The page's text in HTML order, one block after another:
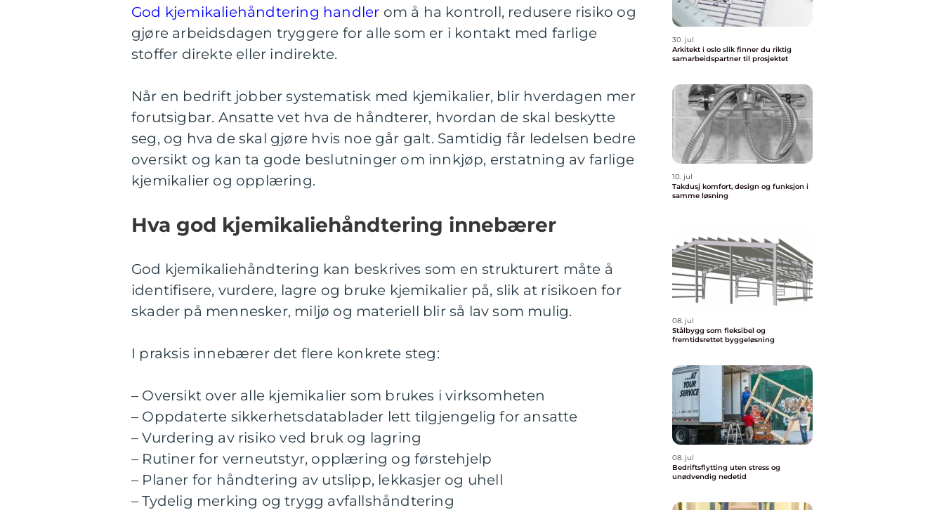
God kjemikaliehåndtering handler om å ha kontroll, redusere risiko og
gjøre arbeidsdagen tryggere for alle som er i kontakt med farlige
stoffer direkte eller indirekte.
Når en bedrift jobber systematisk med kjemikalier, blir hverdagen mer
forutsigbar. Ansatte vet hva de håndterer, hvordan de skal beskytte
seg, og hva de skal gjøre hvis noe går galt. Samtidig får ledelsen bedre
oversikt og kan ta gode beslutninger om innkjøp, erstatning av farlige
kjemikalier og opplæring.
Hva god kjemikaliehåndtering innebærer
God kjemikaliehåndtering kan beskrives som en strukturert måte å
identifisere, vurdere, lagre og bruke kjemikalier på, slik at risikoen for
skader på mennesker, miljø og materiell blir så lav som mulig.
I praksis innebærer det flere konkrete steg:
– Oversikt over alle kjemikalier som brukes i virksomheten
– Oppdaterte sikkerhetsdatablader lett tilgjengelig for ansatte
– Vurdering av risiko ved bruk og lagring
– Rutiner for verneutstyr, opplæring og førstehjelp
– Planer for håndtering av utslipp, lekkasjer og uhell
– Tydelig merking og trygg avfallshåndtering
30. jul
Arkitekt i oslo slik finner du riktig
samarbeidspartner til prosjektet
10. jul
Takdusj komfort, design og funksjon i
samme løsning
08. jul
Stålbygg som fleksibel og
fremtidsrettet byggeløsning
08. jul
Bedriftsflytting uten stress og
unødvendig nedetid